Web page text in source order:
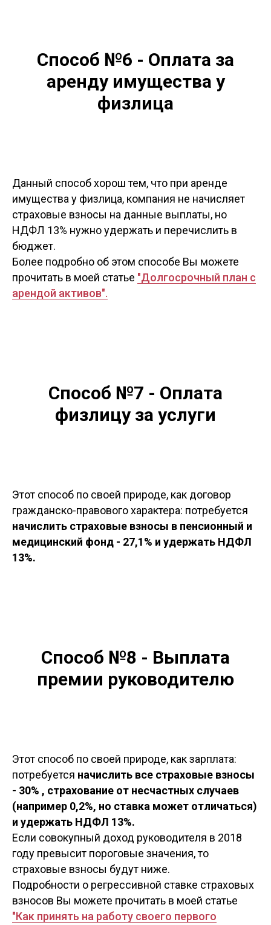
Способ №6 - Оплата за
аренду имущества у
физлица
Данный способ хорош тем, что при аренде
имущества у физлица, компания не начисляет
страховые взносы на данные выплаты, но
НДФЛ 13% нужно удержать и перечислить в
бюджет.
Более подробно об этом способе Вы можете
прочитать в моей статье "Долгосрочный план с
арендой активов".
Способ №7 - Оплата
физлицу за услуги
Этот способ по своей природе, как договор
гражданско-правового характера: потребуется
начислить страховые взносы в пенсионный и
медицинский фонд - 27,1% и удержать НДФЛ
13%.
Способ №8 - Выплата
премии руководителю
Этот способ по своей природе, как зарплата:
потребуется начислить все страховые взносы
- 30% , страхование от несчастных случаев
(например 0,2%, но ставка может отличаться)
и удержать НДФЛ 13%.
Если совокупный доход руководителя в 2018
году превысит пороговые значения, то
страховые взносы будут ниже.
Подробности о регрессивной ставке страховых
взносов Вы можете прочитать в моей статье
"Как принять на работу своего первого